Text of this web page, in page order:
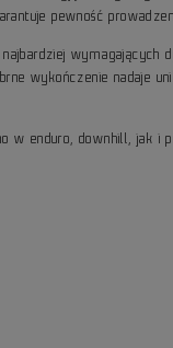
pewność
wymagających
wykończenie nadaje
w enduro, downhill, jak i